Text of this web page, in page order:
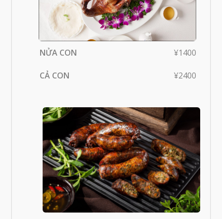
NỬA CON ¥1400
CẢ CON ¥2400